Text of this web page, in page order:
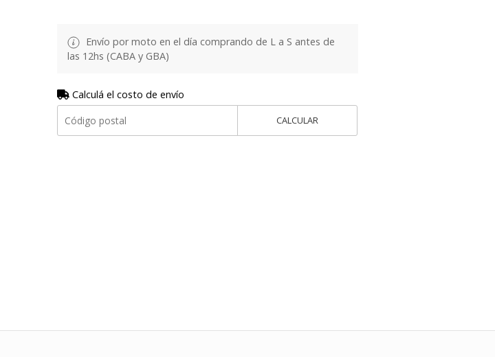
Envío por moto en el día comprando de L a S antes de
las 12hs (CABA y GBA)
Calculá el costo de envío
CALCULAR